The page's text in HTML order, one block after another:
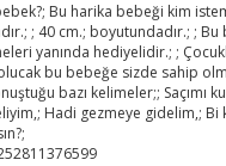
Bu harika bebeği kim
; 40 cm.; boyutundadır.; ;
yanında hediyelidir.; ;
bu bebeğe sizde sahip
bazı kelimeler;; Saçımı
Hadi gezmeye gidelim,; Bi